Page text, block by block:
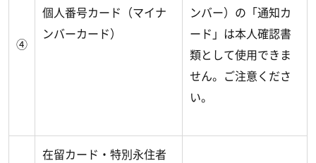
④
個人番号カード（マイナ
ンバーカード）
ンバー）の「通知カ
ード」は本人確認書
類として使用できま
せん。ご注意くださ
い。
在留カード・特別永住者